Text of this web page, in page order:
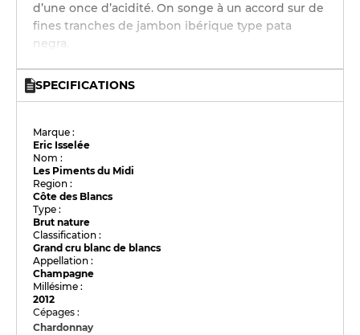
d’une once d’acidité. On songe à un accord sur de
fines tranches de jambon ibérique type pata
negra.
SPECIFICATIONS
Marque :
Eric Isselée
Nom :
Les Piments du Midi
Region :
Côte des Blancs
Type :
Brut nature
Classification :
Grand cru blanc de blancs
Appellation :
Champagne
Millésime :
2012
Cépages :
Chardonnay